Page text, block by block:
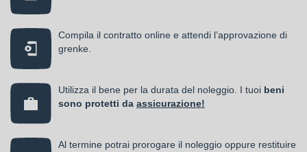
Compila il contratto online e attendi l’approvazione di
grenke.
Utilizza il bene per la durata del noleggio. I tuoi beni
sono protetti da assicurazione!
Al termine potrai prorogare il noleggio oppure restituire